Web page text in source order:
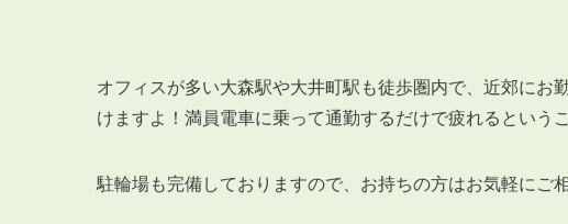
オフィスが多い大森駅や大井町駅も徒歩圏内で、近郊にお
けますよ！満員電車に乗って通勤するだけで疲れるとい
駐輪場も完備しておりますので、お持ちの方はお気軽にご